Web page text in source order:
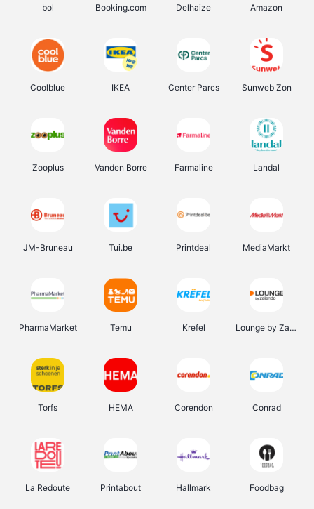
bol Booking.com Delhaize Amazon
Coolblue IKEA Center Parcs Sunweb Zon
Zooplus Vanden Borre Farmaline Landal
JM-Bruneau Tui.be Printdeal MediaMarkt
PharmaMarket Temu Krefel Lounge by Zalando
Torfs HEMA Corendon Conrad
La Redoute Printabout Hallmark Foodbag